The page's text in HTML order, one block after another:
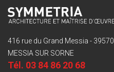
416 rue du Grand Messia - 39570
MESSIA SUR SORNE
Tél. 03 84 86 20 68